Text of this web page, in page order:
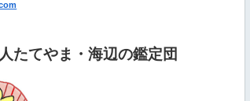
たてやま・海辺の鑑定団